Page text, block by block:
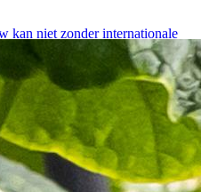
kan niet zonder internationale